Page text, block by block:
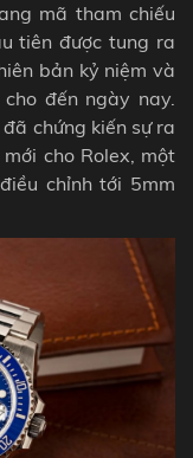
mã tham chiếu
tiên được tung ra
bản kỷ niệm và
đến ngày nay.
chứng kiến ​​sự ra
cho Rolex, một
chỉnh tới 5mm